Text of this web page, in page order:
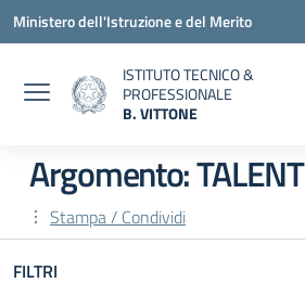
Vai ai contenuti
Vai al menu di navigazione
Vai al footer
Ministero dell'Istruzione e del Merito
ISTITUTO TECNICO &
PROFESSIONALE
B. VITTONE
Argomento: TALENT
Stampa / Condividi
FILTRI